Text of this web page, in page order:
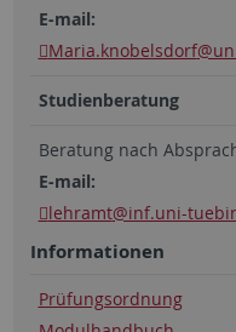
E-mail:
Maria.knobelsdorf
Studienberatung
Beratung nach
E-mail:
lehramt@inf.uni-
Informationen
Prüfungsordnung